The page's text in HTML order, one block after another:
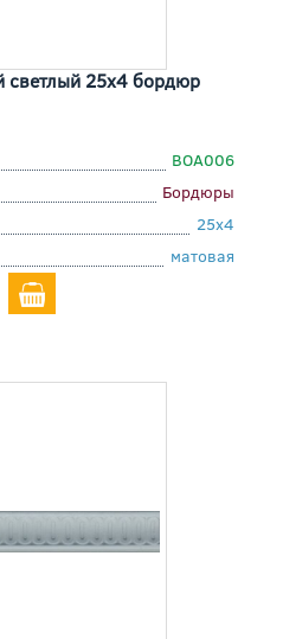
светлый 25x4 бордюр
BOA006
Бордюры
25x4
матовая